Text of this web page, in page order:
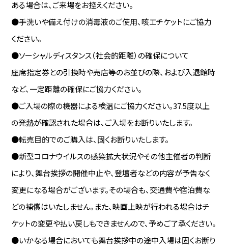
ある場合は、ご来場をお控えください。
●手洗いや備え付けの消毒液のご使用、咳エチケットにご協力
ください。
●ソーシャルディスタンス（社会的距離）の確保について
座席指定券との引換時や売店等のお並びの際、および入退館時
など、一定距離の確保にご協力ください。
●ご入場の際の機器による検温にご協力ください。37.5度以上
の発熱が確認された場合は、ご入場をお断りいたします。
●転売目的でのご購入は、固くお断りいたします。
●新型コロナウイルスの感染拡大状況やその他主催者の判断
により、舞台挨拶の開催中止や、登壇者などの内容が予告なく
変更になる場合がございます。その場合も、交通費や宿泊費な
どの補償はいたしません。また、映画上映が行われる場合はチ
ケットの変更や払い戻しもできませんので、予めご了承ください。
●いかなる場合においても舞台挨拶中の途中入場は固くお断り